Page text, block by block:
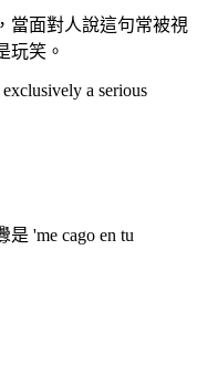
當面對人說這句常被視
玩笑。
a serious
'me cago en tu